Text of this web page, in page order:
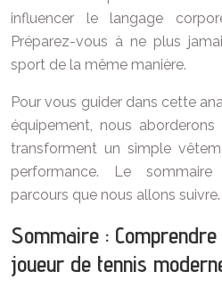
influencer le langage
Préparez-vous à ne plus
sport de la même manière.
Pour vous guider dans cette
équipement, nous
transforment un simple
performance. Le
parcours que nous allons suivre.
Sommaire :
joueur de tennis